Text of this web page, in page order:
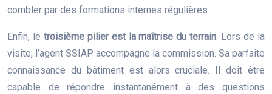
combler par des formations internes régulières.
Enfin, le troisième pilier est la maîtrise du terrain. Lors de la
visite, l’agent SSIAP accompagne la commission. Sa parfaite
connaissance du bâtiment est alors cruciale. Il doit être
capable de répondre instantanément à des questions